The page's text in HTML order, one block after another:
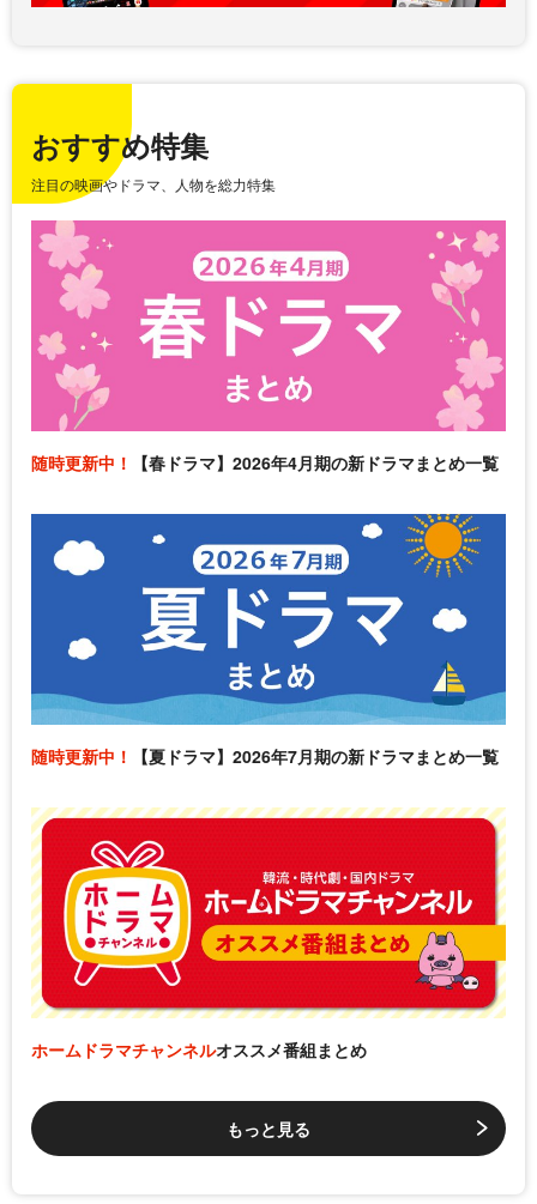
おすすめ特集
注目の映画やドラマ、人物を総力特集
随時更新中！ 【春ドラマ】2026年4月期の新ドラマまとめ一覧
随時更新中！ 【夏ドラマ】2026年7月期の新ドラマまとめ一覧
ホームドラマチャンネルオススメ番組まとめ
もっと見る